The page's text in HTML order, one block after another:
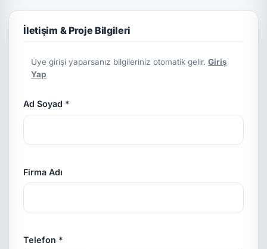
İletişim & Proje Bilgileri
Üye girişi yaparsanız bilgileriniz otomatik gelir.Giriş
Yap
Ad Soyad *
Firma Adı
Telefon *